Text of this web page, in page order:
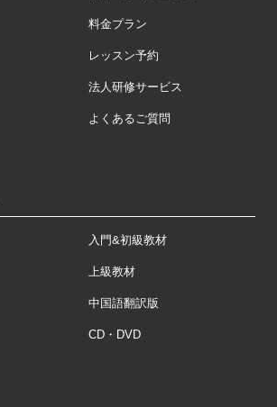
料金プラン
レッスン予約
法人研修サービス
よくあるご質問
入門&初級教材
上級教材
中国語翻訳版
CD・DVD